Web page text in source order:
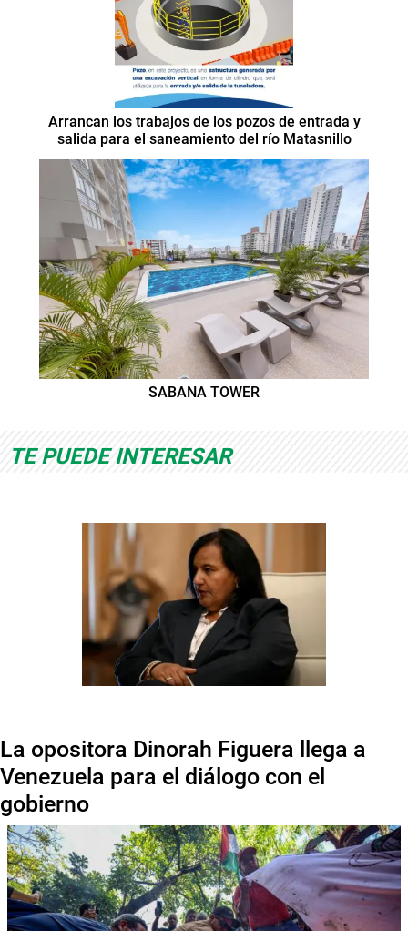
Arrancan los trabajos de los pozos de entrada y
salida para el saneamiento del río Matasnillo
SABANA TOWER
TE PUEDE INTERESAR
La opositora Dinorah Figuera llega a
Venezuela para el diálogo con el
gobierno